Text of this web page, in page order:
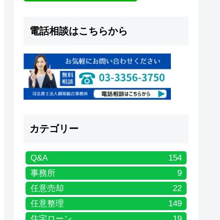
電話相談はこちらから
カテゴリー
Q&A
154
事務所
9
任意売却
22
任意整理
149